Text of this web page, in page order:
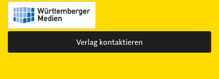
Verlag kontaktieren